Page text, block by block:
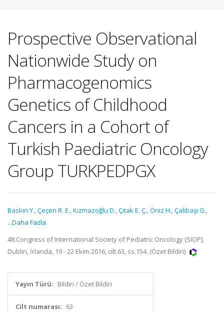
Prospective Observational
Nationwide Study on
Pharmacogenomics
Genetics of Childhood
Cancers in a Cohort of
Turkish Paediatric Oncology
Group TURKPEDPGX
Baskın Y.,Çeçen R. E.,Kızmazoğlu D.,Çıtak E. Ç.,Öniz H.,Çalıbaşı G.,
...Daha Fazla
48.Congress of International Society of Pediatric Oncology (SIOP),
Dublin, İrlanda, 19 - 22 Ekim 2016, cilt.63, ss.154, (Özet Bildiri)
Yayın Türü: Bildiri / Özet Bildiri
Cilt numarası: 63